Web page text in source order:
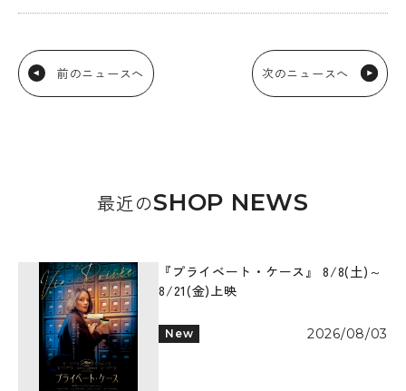
前のニュースへ 次のニュースへ
最近のSHOP NEWS
『プライベート・ケース』 8/8(土)～
8/21(金)上映
New 2026/08/03